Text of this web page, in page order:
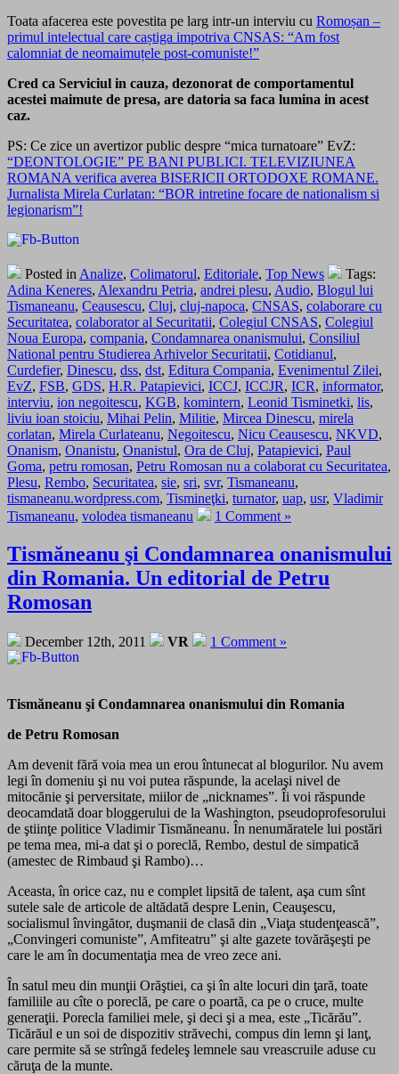
Toata afacerea este povestita pe larg intr-un interviu cu Romoșan –
primul intelectual care caștiga impotriva CNSAS: “Am fost
calomniat de neomaimuțele post-comuniste!”
Cred ca Serviciul in cauza, dezonorat de comportamentul
acestei maimute de presa, are datoria sa faca lumina in acest
caz.
PS: Ce zice un avertizor public despre “mica turnatoare” EvZ:
“DEONTOLOGIE” PE BANI PUBLICI. TELEVIZIUNEA
ROMANA verifica averea BISERICII ORTODOXE ROMANE.
Jurnalista Mirela Curlatan: “BOR intretine focare de nationalism si
legionarism”!
Posted in Analize, Colimatorul, Editoriale, Top News
Tags:
Adina Keneres, Alexandru Petria, andrei plesu, Audio, Blogul lui
Tismaneanu, Ceausescu, Cluj, cluj-napoca, CNSAS, colaborare cu
Securitatea, colaborator al Securitatii, Colegiul CNSAS, Colegiul
Noua Europa, compania, Condamnarea onanismului, Consiliul
National pentru Studierea Arhivelor Securitatii, Cotidianul,
Curdefier, Dinescu, dss, dst, Editura Compania, Evenimentul Zilei,
EvZ, FSB, GDS, H.R. Patapievici, ICCJ, ICCJR, ICR, informator,
interviu, ion negoitescu, KGB, komintern, Leonid Tisminetki, lis,
liviu ioan stoiciu, Mihai Pelin, Militie, Mircea Dinescu, mirela
corlatan, Mirela Curlateanu, Negoitescu, Nicu Ceausescu, NKVD,
Onanism, Onanistu, Onanistul, Ora de Cluj, Patapievici, Paul
Goma, petru romosan, Petru Romosan nu a colaborat cu Securitatea,
Plesu, Rembo, Securitatea, sie, sri, svr, Tismaneanu,
tismaneanu.wordpress.com, Tismineţki, turnator, uap, usr, Vladimir
Tismaneanu, volodea tismaneanu 1 Comment »
Tismăneanu şi Condamnarea onanismului
din Romania. Un editorial de Petru
Romosan
December 12th, 2011 VR 1 Comment »
Tismăneanu şi Condamnarea onanismului din Romania
de Petru Romosan
Am devenit fără voia mea un erou întunecat al blogurilor. Nu avem
legi în domeniu şi nu voi putea răspunde, la acelaşi nivel de
mitocănie şi perversitate, miilor de „nicknames”. Îi voi răspunde
deocamdată doar bloggerului de la Washington, pseudoprofesorului
de ştiinţe politice Vladimir Tismăneanu. În nenumăratele lui postări
pe tema mea, mi-a dat şi o poreclă, Rembo, destul de simpatică
(amestec de Rimbaud şi Rambo)…
Aceasta, în orice caz, nu e complet lipsită de talent, aşa cum sînt
sutele sale de articole de altădată despre Lenin, Ceauşescu,
socialismul învingător, duşmanii de clasă din „Viaţa studenţească”,
„Convingeri comuniste”, Amfiteatru” şi alte gazete tovărăşeşti pe
care le am în documentaţia mea de vreo zece ani.
În satul meu din munţii Orăştiei, ca şi în alte locuri din ţară, toate
familiile au cîte o poreclă, pe care o poartă, ca pe o cruce, multe
generaţii. Porecla familiei mele, şi deci şi a mea, este „Ticărău”.
Ticărăul e un soi de dispozitiv străvechi, compus din lemn şi lanţ,
care permite să se strîngă fedeleş lemnele sau vreascruile aduse cu
căruţa de la munte.